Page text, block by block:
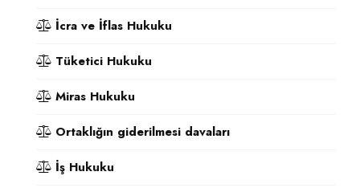
İcra ve İflas Hukuku
Tüketici Hukuku
Miras Hukuku
Ortaklığın giderilmesi davaları
İş Hukuku